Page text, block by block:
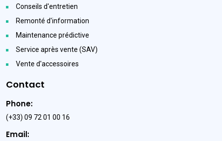
Conseils d'entretien
Remonté d'information
Maintenance prédictive
Service après vente (SAV)
Vente d'accessoires
Contact
Phone:
(+33) 09 72 01 00 16
Email: